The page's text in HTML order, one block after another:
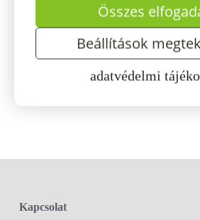
Összes
Beállítások
adatvédelmi
Voltie 22kW okos
fali töltő, Type 2
beépített 5 m
töltőkábel
Kapcsolat